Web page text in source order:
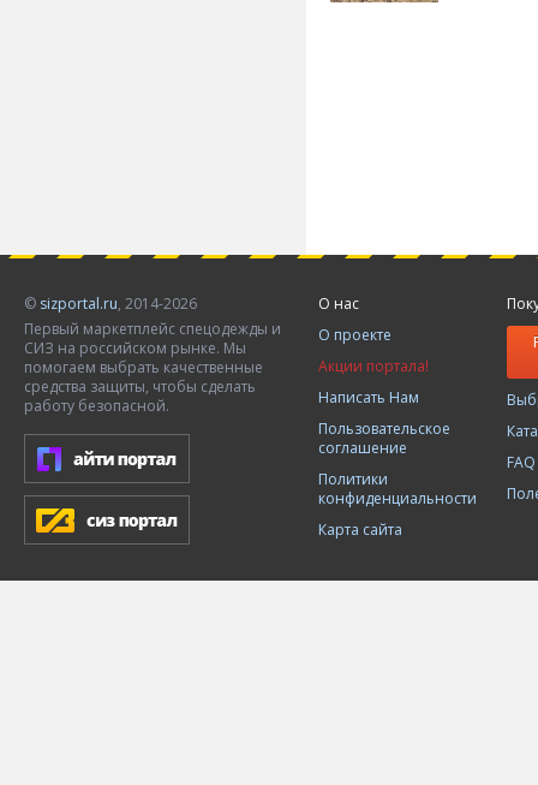
© sizportal.ru, 2014-2026
Первый маркетплейс спецодежды и
СИЗ на российском рынке. Мы
помогаем выбрать качественные
средства защиты, чтобы сделать
работу безопасной.
О нас
О проекте
Акции портала!
Написать Нам
Пользовательское
соглашение
Политики
конфиденциальности
Карта сайта
FAQ